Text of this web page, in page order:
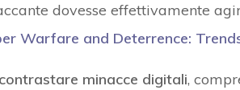
dovesse effettivamente
Warfare and Deterrence:
minacce digitali,